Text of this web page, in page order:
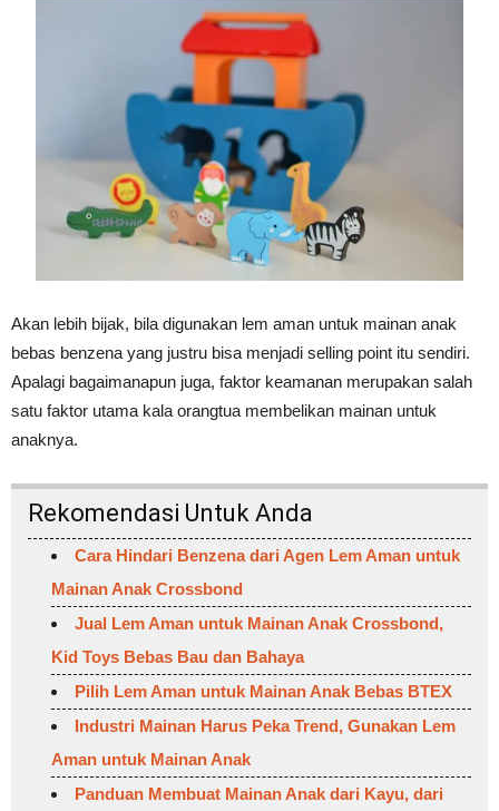
Akan lebih bijak, bila digunakan lem aman untuk mainan anak
bebas benzena yang justru bisa menjadi selling point itu sendiri.
Apalagi bagaimanapun juga, faktor keamanan merupakan salah
satu faktor utama kala orangtua membelikan mainan untuk
anaknya.
Rekomendasi Untuk Anda
Cara Hindari Benzena dari Agen Lem Aman untuk
Mainan Anak Crossbond
Jual Lem Aman untuk Mainan Anak Crossbond,
Kid Toys Bebas Bau dan Bahaya
Pilih Lem Aman untuk Mainan Anak Bebas BTEX
Industri Mainan Harus Peka Trend, Gunakan Lem
Aman untuk Mainan Anak
Panduan Membuat Mainan Anak dari Kayu, dari